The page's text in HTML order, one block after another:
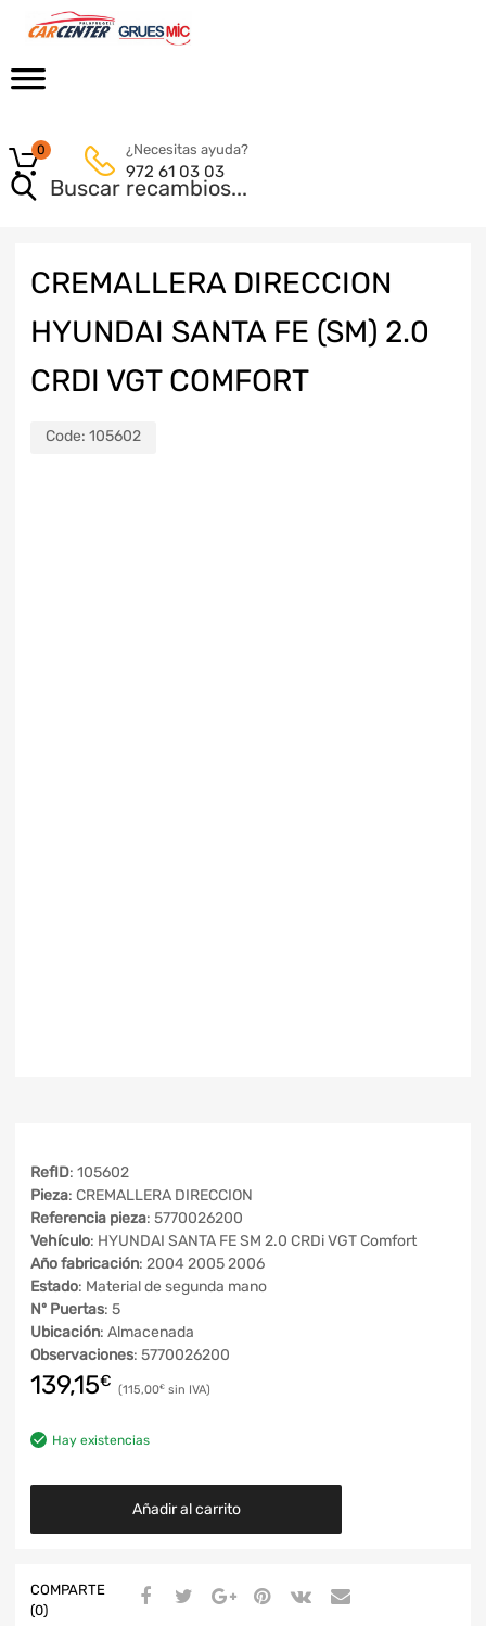
¿Necesitas ayuda?
972 61 03 03
0
CREMALLERA DIRECCION
HYUNDAI SANTA FE (SM) 2.0
CRDI VGT COMFORT
Code: 105602
RefID: 105602
Pieza: CREMALLERA DIRECCION
Referencia pieza: 5770026200
Vehículo: HYUNDAI SANTA FE SM 2.0 CRDi VGT Comfort
Año fabricación: 2004 2005 2006
Estado: Material de segunda mano
Nº Puertas: 5
Ubicación: Almacenada
Observaciones: 5770026200
139,15€ 115,00€
Hay existencias
Añadir al carrito
COMPARTE
(0)